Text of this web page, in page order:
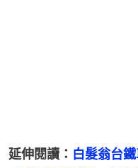
延伸閱讀： 白髮翁台